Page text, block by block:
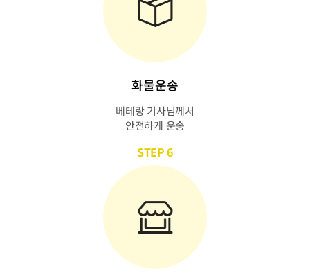
화물운송
베테랑 기사님께서
안전하게 운송
STEP 6